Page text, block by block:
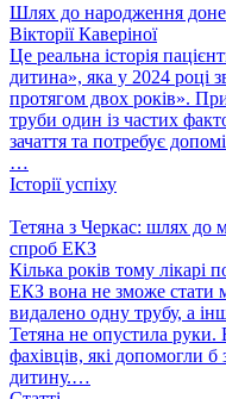
Шлях до народження
Вікторії Каверіної
Це реальна історія
дитина», яка у 2024 році
протягом двох років».
труби один із частих
зачаття та потребує
…
Історії успіху
Тетяна з Черкас: шлях до
спроб ЕКЗ
Кілька років тому лікарі
ЕКЗ вона не зможе стати
видалено одну трубу, а
Тетяна не опустила
фахівців, які допомогли
дитину.…